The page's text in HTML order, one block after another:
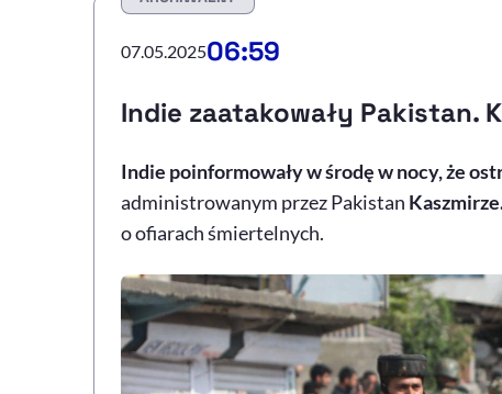
07.05.202506:59
Indie zaatakowały Pakistan.
Indie poinformowały w środę w nocy, że
administrowanym przez Pakistan
o ofiarach śmiertelnych.